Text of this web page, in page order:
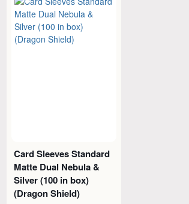
Card Sleeves Standard
Matte Dual Nebula &
Silver (100 in box)
(Dragon Shield)